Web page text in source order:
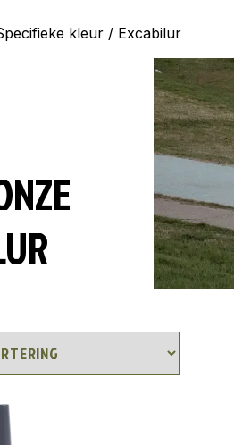
kleur / Excabilur